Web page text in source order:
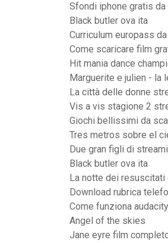
Sfondi iphone gratis
Black butler ova ita
Curriculum europass
Come scaricare film
Hit mania dance
Marguerite e julien - la
La città delle donne
Vis a vis stagione 2
Giochi bellissimi da
Tres metros sobre el
Due gran figli di
Black butler ova ita
La notte dei
Download rubrica
Come funziona audacity
Angel of the skies
Jane eyre film